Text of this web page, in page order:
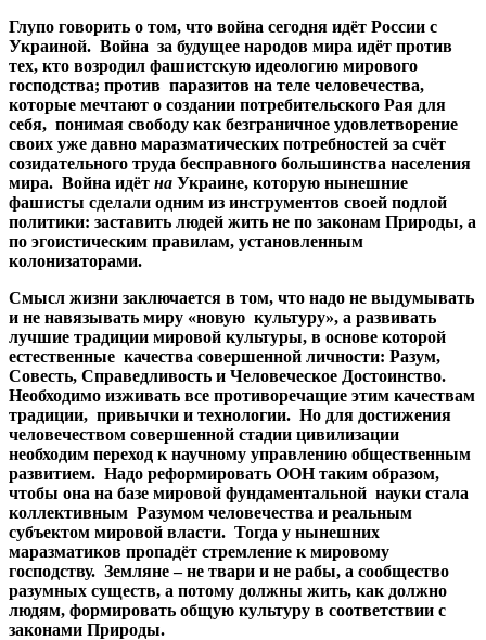
Глупо говорить о том, что война сегодня идёт России с
Украиной. Война за будущее народов мира идёт против
тех, кто возродил фашистскую идеологию мирового
господства; против паразитов на теле человечества,
которые мечтают о создании потребительского Рая для
себя, понимая свободу как безграничное удовлетворение
своих уже давно маразматических потребностей за счёт
созидательного труда бесправного большинства населения
мира. Война идёт на Украине, которую нынешние
фашисты сделали одним из инструментов своей подлой
политики: заставить людей жить не по законам Природы, а
по эгоистическим правилам, установленным
колонизаторами.
Смысл жизни заключается в том, что надо не выдумывать
и не навязывать миру «новую культуру», а развивать
лучшие традиции мировой культуры, в основе которой
естественные качества совершенной личности: Разум,
Совесть, Справедливость и Человеческое Достоинство.
Необходимо изживать все противоречащие этим качествам
традиции, привычки и технологии. Но для достижения
человечеством совершенной стадии цивилизации
необходим переход к научному управлению общественным
развитием. Надо реформировать ООН таким образом,
чтобы она на базе мировой фундаментальной науки стала
коллективным Разумом человечества и реальным
субъектом мировой власти. Тогда у нынешних
маразматиков пропадёт стремление к мировому
господству. Земляне – не твари и не рабы, а сообщество
разумных существ, а потому должны жить, как должно
людям, формировать общую культуру в соответствии с
законами Природы.